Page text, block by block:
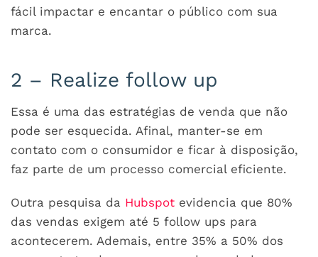
fácil impactar e encantar o público com sua
marca.
2 – Realize follow up
Essa é uma das estratégias de venda que não
pode ser esquecida. Afinal, manter-se em
contato com o consumidor e ficar à disposição,
faz parte de um processo comercial eficiente.
Outra pesquisa da Hubspot evidencia que 80%
das vendas exigem até 5 follow ups para
acontecerem. Ademais, entre 35% a 50% dos